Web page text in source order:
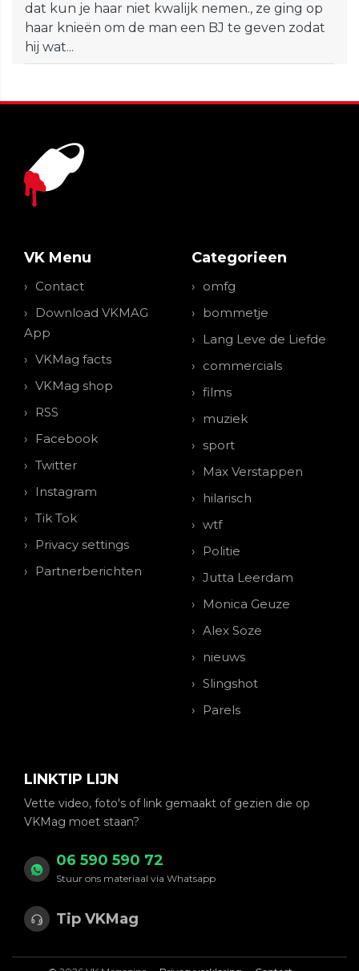
dat kun je haar niet kwalijk nemen., ze ging op
haar knieën om de man een BJ te geven zodat
hij wat...
VK Menu
Contact
Download VKMAG
App
VKMag facts
VKMag shop
RSS
Facebook
Twitter
Instagram
Tik Tok
Privacy settings
Partnerberichten
Categorieen
omfg
bommetje
Lang Leve de Liefde
commercials
films
muziek
sport
Max Verstappen
hilarisch
wtf
Politie
Jutta Leerdam
Monica Geuze
Alex Soze
nieuws
Slingshot
Parels
LINKTIP LIJN
Vette video, foto's of link gemaakt of gezien die op
VKMag moet staan?
06 590 590 72
Stuur ons materiaal via Whatsapp
Tip VKMag